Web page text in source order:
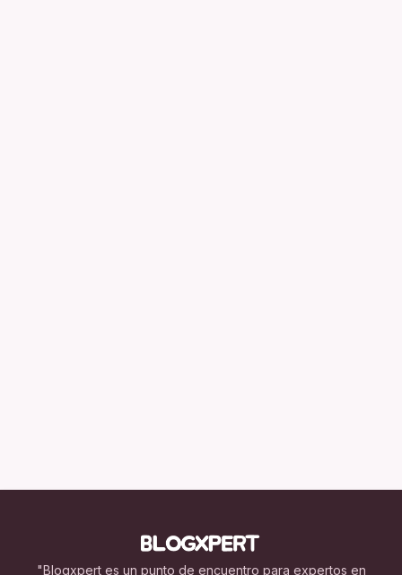
"Blogxpert es un punto de encuentro para expertos en